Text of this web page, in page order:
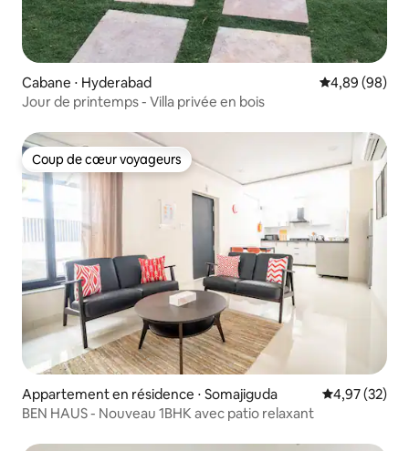
Cabane ⋅ Hyderabad Évaluation
4,89 (98)
Jour de printemps - Villa privée en bois
Coup de cœur voyageurs
Coup de cœur voyageurs
Appartement en résidence ⋅ Somajiguda Évaluation
4,97 (32)
BEN HAUS - Nouveau 1BHK avec patio relaxant